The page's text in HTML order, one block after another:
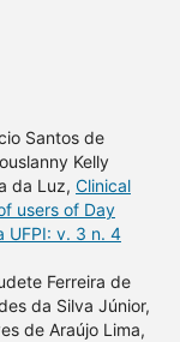
Santos de
Kelly
da Luz, Clinical
users of Day
UFPI: v. 3 n. 4
Ferreira de
da Silva Júnior,
de Araújo Lima,